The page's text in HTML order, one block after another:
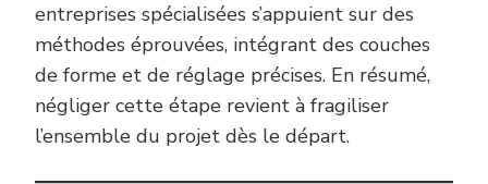
entreprises spécialisées s’appuient sur des
méthodes éprouvées, intégrant des couches
de forme et de réglage précises. En résumé,
négliger cette étape revient à fragiliser
l’ensemble du projet dès le départ.